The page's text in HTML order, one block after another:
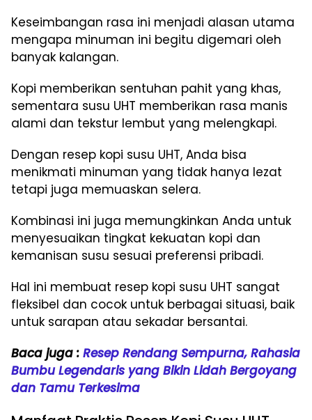
Keseimbangan rasa ini menjadi alasan utama
mengapa minuman ini begitu digemari oleh
banyak kalangan.
Kopi memberikan sentuhan pahit yang khas,
sementara susu UHT memberikan rasa manis
alami dan tekstur lembut yang melengkapi.
Dengan resep kopi susu UHT, Anda bisa
menikmati minuman yang tidak hanya lezat
tetapi juga memuaskan selera.
Kombinasi ini juga memungkinkan Anda untuk
menyesuaikan tingkat kekuatan kopi dan
kemanisan susu sesuai preferensi pribadi.
Hal ini membuat resep kopi susu UHT sangat
fleksibel dan cocok untuk berbagai situasi, baik
untuk sarapan atau sekadar bersantai.
Baca juga : Resep Rendang Sempurna, Rahasia
Bumbu Legendaris yang Bikin Lidah Bergoyang
dan Tamu Terkesima